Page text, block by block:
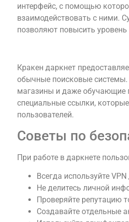
интерфейс, с помощью
взаимодействовать с ними.
позволяют повысить уровень
Кракен даркнет
обычные поисковые
магазины и даже обучающие
специальные ссылки,
пользователей.
Советы по
При работе в даркнете
Всегда используйте
Не делитесь личной
Проверяйте репутацию
Создавайте отдельные